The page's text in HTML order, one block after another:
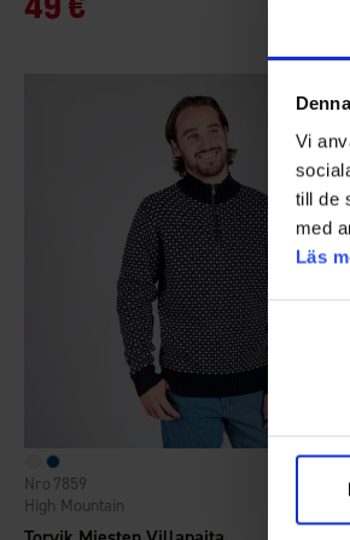
Vi
till de
med
Läs
High Mountain
7859